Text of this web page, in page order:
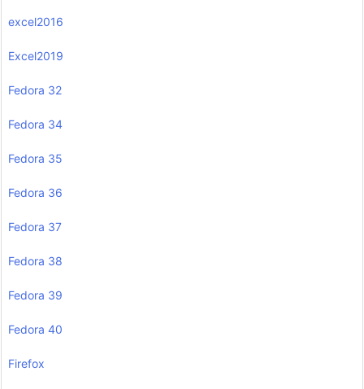
excel2016
Excel2019
Fedora 32
Fedora 34
Fedora 35
Fedora 36
Fedora 37
Fedora 38
Fedora 39
Fedora 40
Firefox